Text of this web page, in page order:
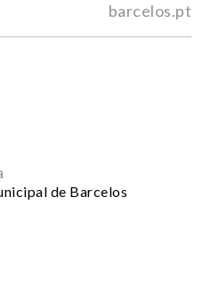
barcelos.pt
de Barcelos